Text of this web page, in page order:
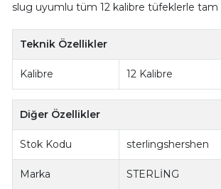
slug uyumlu tüm 12 kalibre tüfeklerle tam
Teknik Özellikler
Kalibre 12 Kalibre
Diğer Özellikler
Stok Kodu sterlingshershen
Marka STERLİNG